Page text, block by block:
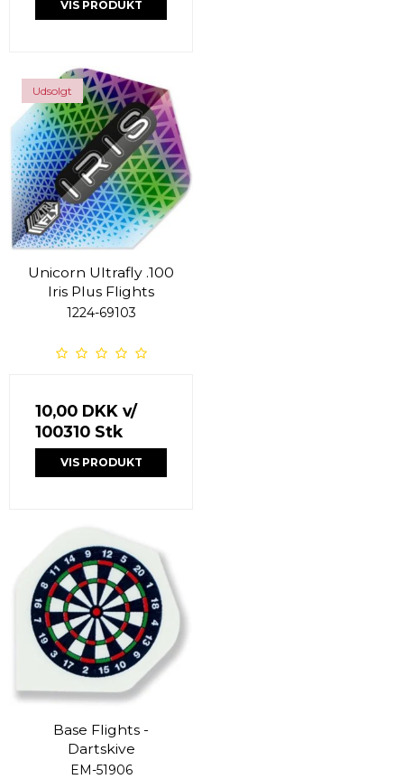
VIS PRODUKT
Udsolgt
Unicorn Ultrafly .100
Iris Plus Flights
1224-69103
10,00 DKK v/
100310 Stk
VIS PRODUKT
Base Flights -
Dartskive
EM-51906